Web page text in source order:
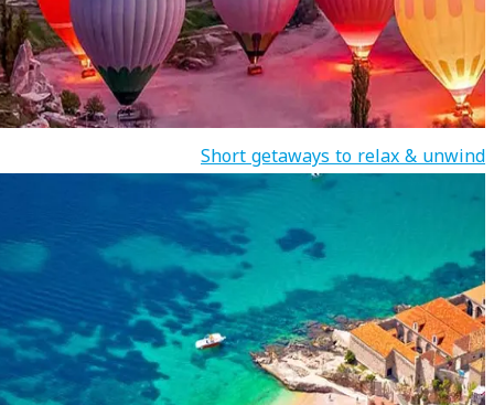
Short getaways to relax & unwind